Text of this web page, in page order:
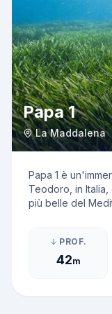
Papa 1
La Maddalena
Papa 1 è
Teodoro, in
più belle del
che oscilla tra i 40 e
a Papa 1
PROF.
42m